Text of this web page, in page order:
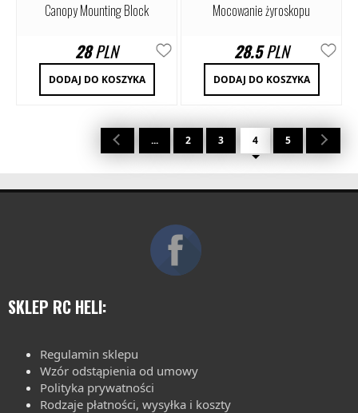
Canopy Mounting Block
28PLN
DODAJ DO KOSZYKA
Mocowanie żyroskopu
28.5PLN
DODAJ DO KOSZYKA
... 2 3 4 5
SKLEP RC HELI:
Regulamin sklepu
Wzór odstąpienia od umowy
Polityka prywatności
Rodzaje płatności, wysyłka i koszty